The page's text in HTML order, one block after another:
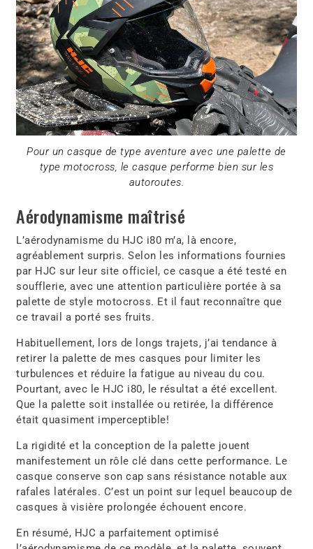
Pour un casque de type aventure avec une palette de
type motocross, le casque performe bien sur les
autoroutes.
Aérodynamisme maîtrisé
L’aérodynamisme du HJC i80 m’a, là encore,
agréablement surpris. Selon les informations fournies
par HJC sur leur site officiel, ce casque a été testé en
soufflerie, avec une attention particulière portée à sa
palette de style motocross. Et il faut reconnaître que
ce travail a porté ses fruits.
Habituellement, lors de longs trajets, j’ai tendance à
retirer la palette de mes casques pour limiter les
turbulences et réduire la fatigue au niveau du cou.
Pourtant, avec le HJC i80, le résultat a été excellent.
Que la palette soit installée ou retirée, la différence
était quasiment imperceptible!
La rigidité et la conception de la palette jouent
manifestement un rôle clé dans cette performance. Le
casque conserve son cap sans résistance notable aux
rafales latérales. C’est un point sur lequel beaucoup de
casques à visière prolongée échouent encore.
En résumé, HJC a parfaitement optimisé